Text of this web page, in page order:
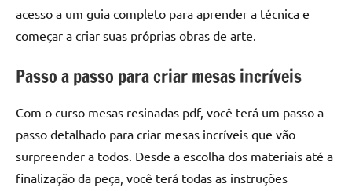
designs
de
de
de
e
as
inovadoras
acesso a um guia completo para aprender a técnica e
começar a criar suas próprias obras de arte.
Passo a passo para criar mesas incríveis
Com o curso mesas resinadas pdf, você terá um passo a
passo detalhado para criar mesas incríveis que vão
surpreender a todos. Desde a escolha dos materiais até a
finalização da peça, você terá todas as instruções